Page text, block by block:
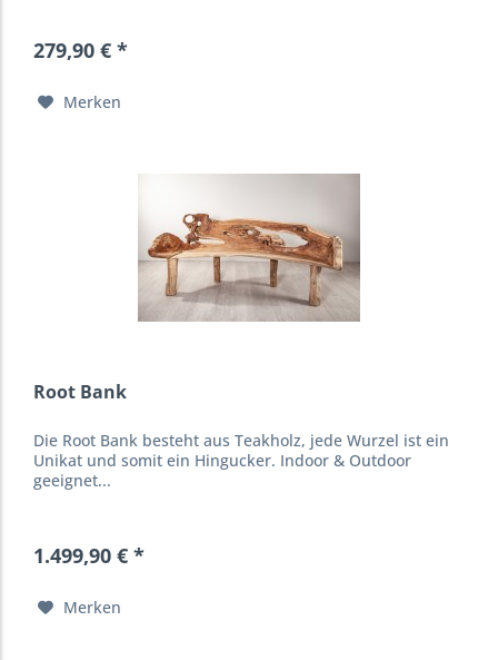
279,90 € *
Merken
Root Bank
Die Root Bank besteht aus Teakholz, jede Wurzel ist ein
Unikat und somit ein Hingucker. Indoor & Outdoor
geeignet...
1.499,90 € *
Merken